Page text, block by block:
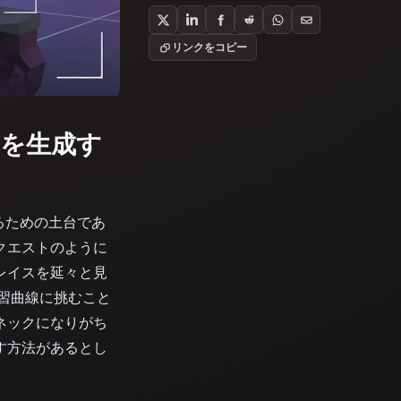
Voxel
生成す
ための土台であ
エストのように
イスを延々と見
曲線に挑むこと
ックになりがち
方法があるとし
リンクをコピー